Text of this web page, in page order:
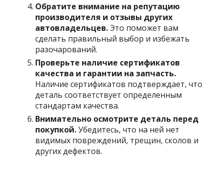
Обратите внимание на репутацию
производителя и отзывы других
автовладельцев.Это поможет вам
сделать правильный выбор и избежать
разочарований.
Проверьте наличие сертификатов
качества и гарантии на запчасть.
Наличие сертификатов подтверждает, что
деталь соответствует определенным
стандартам качества.
Внимательно осмотрите деталь перед
покупкой.Убедитесь, что на ней нет
видимых повреждений, трещин, сколов и
других дефектов.